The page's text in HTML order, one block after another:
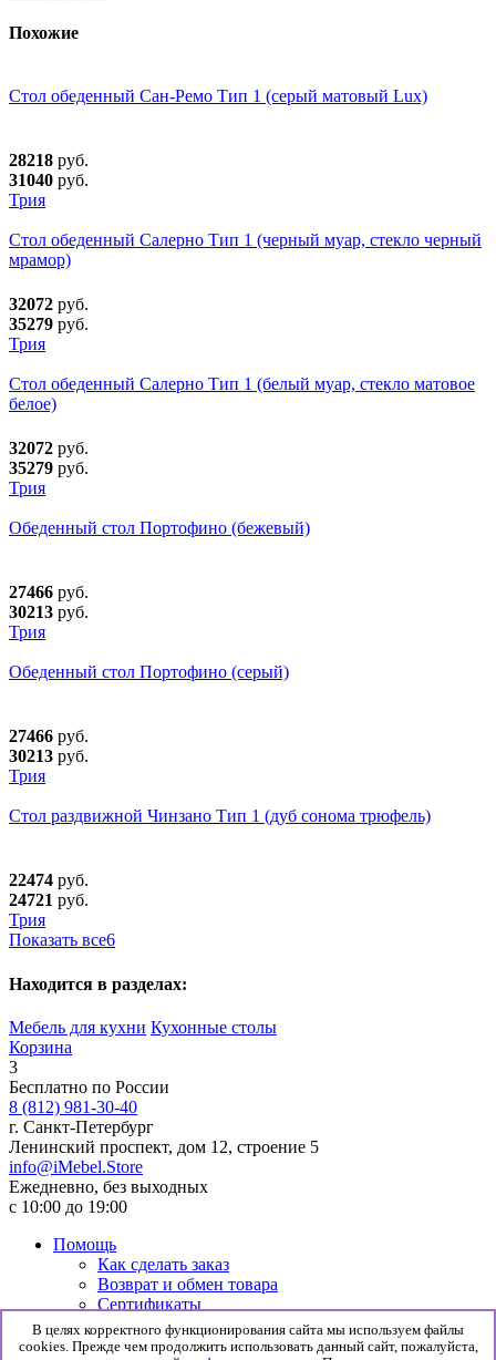
Похожие
Стол обеденный Сан-Ремо Тип 1 (серый матовый Lux)
28218 руб.
31040 руб.
Трия
Стол обеденный Салерно Тип 1 (черный муар, стекло черный
мрамор)
32072 руб.
35279 руб.
Трия
Стол обеденный Салерно Тип 1 (белый муар, стекло матовое
белое)
32072 руб.
35279 руб.
Трия
Обеденный стол Портофино (бежевый)
27466 руб.
30213 руб.
Трия
Обеденный стол Портофино (серый)
27466 руб.
30213 руб.
Трия
Стол раздвижной Чинзано Тип 1 (дуб сонома трюфель)
22474 руб.
24721 руб.
Трия
Показать все6
Находится в разделах:
Мебель для кухни Кухонные столы
Корзина
3
Бесплатно по России
8 (812) 981-30-40
г. Санкт-Петербург
Ленинский проспект, дом 12, строение 5
info@iMebel.Store
Ежедневно, без выходных
с 10:00 до 19:00
Помощь
Как сделать заказ
Возврат и обмен товара
Сертификаты
Информация
Гарантия
В целях корректного функционирования сайта мы используем файлы
cookies. Прежде чем продолжить использовать данный сайт, пожалуйста,